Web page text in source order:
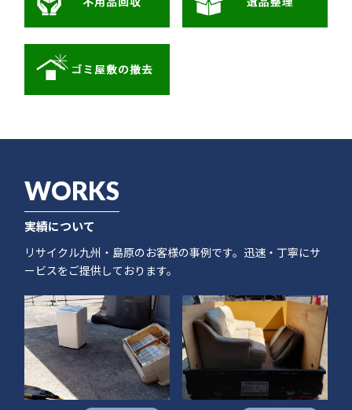
WORKS
実績について
リサイクル九州・島原のお客様の事例です。迅速・丁寧にサ
ービスをご提供しております。